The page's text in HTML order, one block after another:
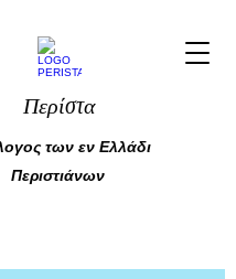
Περίστα
των εν Ελλάδι
Περιστιάνων